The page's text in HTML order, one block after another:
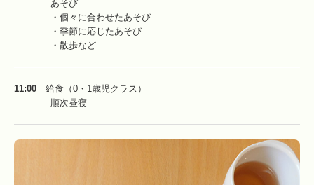
あそび
・個々に合わせたあそび
・季節に応じたあそび
・散歩など
11:00 給食（0・1歳児クラス）
順次昼寝